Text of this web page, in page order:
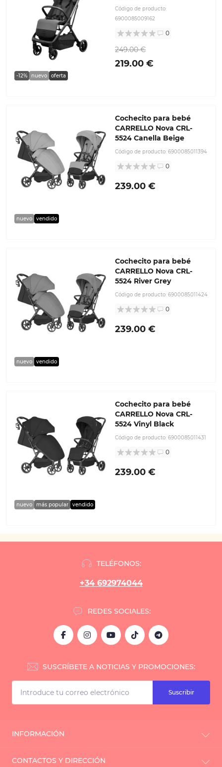
-12% nuevo oferta
Código de producto:
6900085009162
0
249.00 €
219.00 €
nuevo vendido
Cochecito para bebé
CARRELLO Nova CRL-
5524 Canella Beige
Código de producto: 6900085011394
0
239.00 €
nuevo vendido
Cochecito para bebé
CARRELLO Nova CRL-
5524 River Grey
Código de producto: 6900085011424
0
239.00 €
nuevo más popular vendido
Cochecito para bebé
CARRELLO Nova CRL-
5524 Vinyl Black
Código de producto: 6900085011431
0
239.00 €
TELÉFONOS:
+34 692974044
REDES SOCIALES:
SUSCRÍBETE A NOTICIAS Y PROMOCIONES:
Suscribir
INFORMACIÓN
CONTACTOS Y DIRECCIÓN